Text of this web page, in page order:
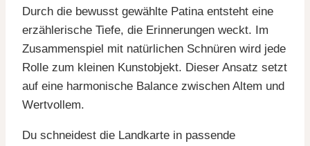
Durch die bewusst gewählte Patina entsteht eine
erzählerische Tiefe, die Erinnerungen weckt. Im
Zusammenspiel mit natürlichen Schnüren wird jede
Rolle zum kleinen Kunstobjekt. Dieser Ansatz setzt
auf eine harmonische Balance zwischen Altem und
Wertvollem.
Du schneidest die Landkarte in passende